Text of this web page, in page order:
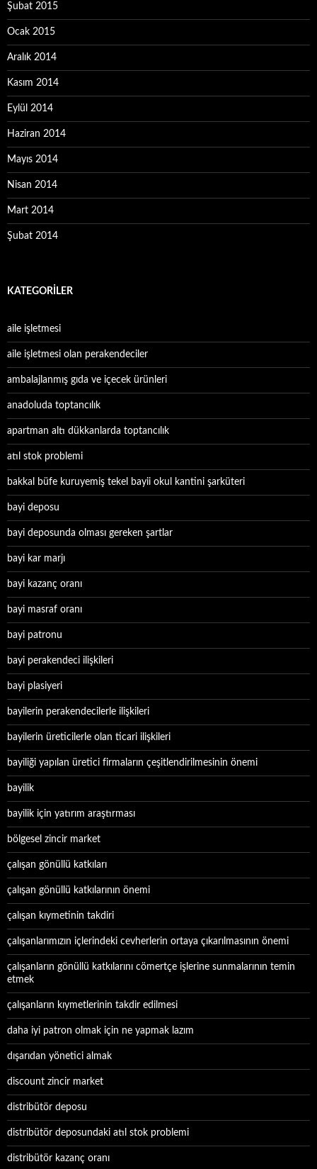
Şubat 2015
Ocak 2015
Aralık 2014
Kasım 2014
Eylül 2014
Haziran 2014
Mayıs 2014
Nisan 2014
Mart 2014
Şubat 2014
KATEGORILER
aile işletmesi
aile işletmesi olan perakendeciler
ambalajlanmış gıda ve içecek ürünleri
anadoluda toptancılık
apartman altı dükkanlarda toptancılık
atıl stok problemi
bakkal büfe kuruyemiş tekel bayii okul kantini şarküteri
bayi deposu
bayi deposunda olması gereken şartlar
bayi kar marjı
bayi kazanç oranı
bayi masraf oranı
bayi patronu
bayi perakendeci ilişkileri
bayi plasiyeri
bayilerin perakendecilerle ilişkileri
bayilerin üreticilerle olan ticari ilişkileri
bayiliği yapılan üretici firmaların çeşitlendirilmesinin önemi
bayilik
bayilik için yatırım araştırması
bölgesel zincir market
çalışan gönüllü katkıları
çalışan gönüllü katkılarının önemi
çalışan kıymetinin takdiri
çalışanlarımızın içlerindeki cevherlerin ortaya çıkarılmasının önemi
çalışanların gönüllü katkılarını cömertçe işlerine sunmalarının temin
etmek
çalışanların kıymetlerinin takdir edilmesi
daha iyi patron olmak için ne yapmak lazım
dışarıdan yönetici almak
discount zincir market
distribütör deposu
distribütör deposundaki atıl stok problemi
distribütör kazanç oranı